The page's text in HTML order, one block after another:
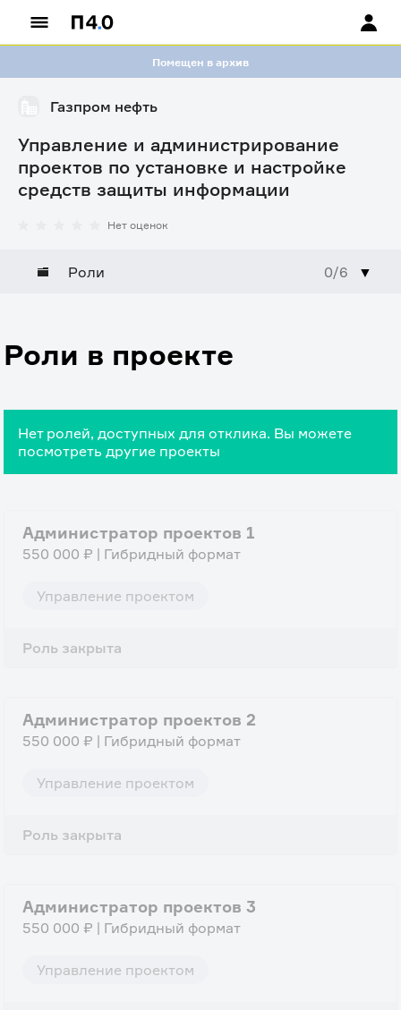
Помещен в архив
Газпром нефть
Управление и администрирование
проектов по установке и настройке
средств защиты информации
Нет оценок
Роли 0/6 ▼
Роли в проекте
Нет ролей, доступных для отклика. Вы можете
посмотреть другие проекты
Администратор проектов 1
550 000 ₽ | Гибридный формат
Управление проектом
Роль закрыта
Администратор проектов 2
550 000 ₽ | Гибридный формат
Управление проектом
Роль закрыта
Администратор проектов 3
550 000 ₽ | Гибридный формат
Управление проектом